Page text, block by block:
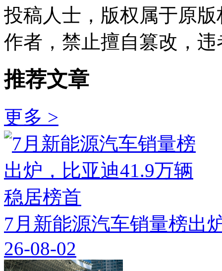
投稿人士，版权属于原
作者，禁止擅自篡改，
推荐文章
更多 >
7月新能源汽车销量榜出
26-08-02